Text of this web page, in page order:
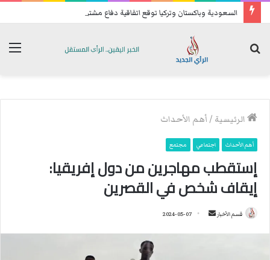
السعودية وباكستان وتركيا توقع اتفاقية دفاع مشترك
الرئيسية /أهم الأحداث
أهم الأحداث اجتماعي مجتمع
إستقطب مهاجرين من دول إفريقيا:
إيقاف شخص في القصرين
قسم الأخبار 2024-05-07